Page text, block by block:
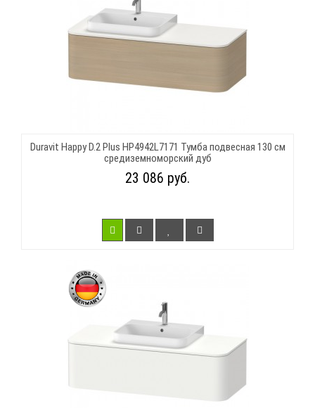
Duravit Happy D.2 Plus HP4942L7171 Тумба подвесная 130 см
средиземноморский дуб
23 086 руб.